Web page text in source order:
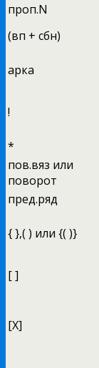
проп.N
(вп + сбн)
арка
!
*
пов.вяз или
поворот
пред.ряд
{ },( ) или {( )}
[ ]
[X]